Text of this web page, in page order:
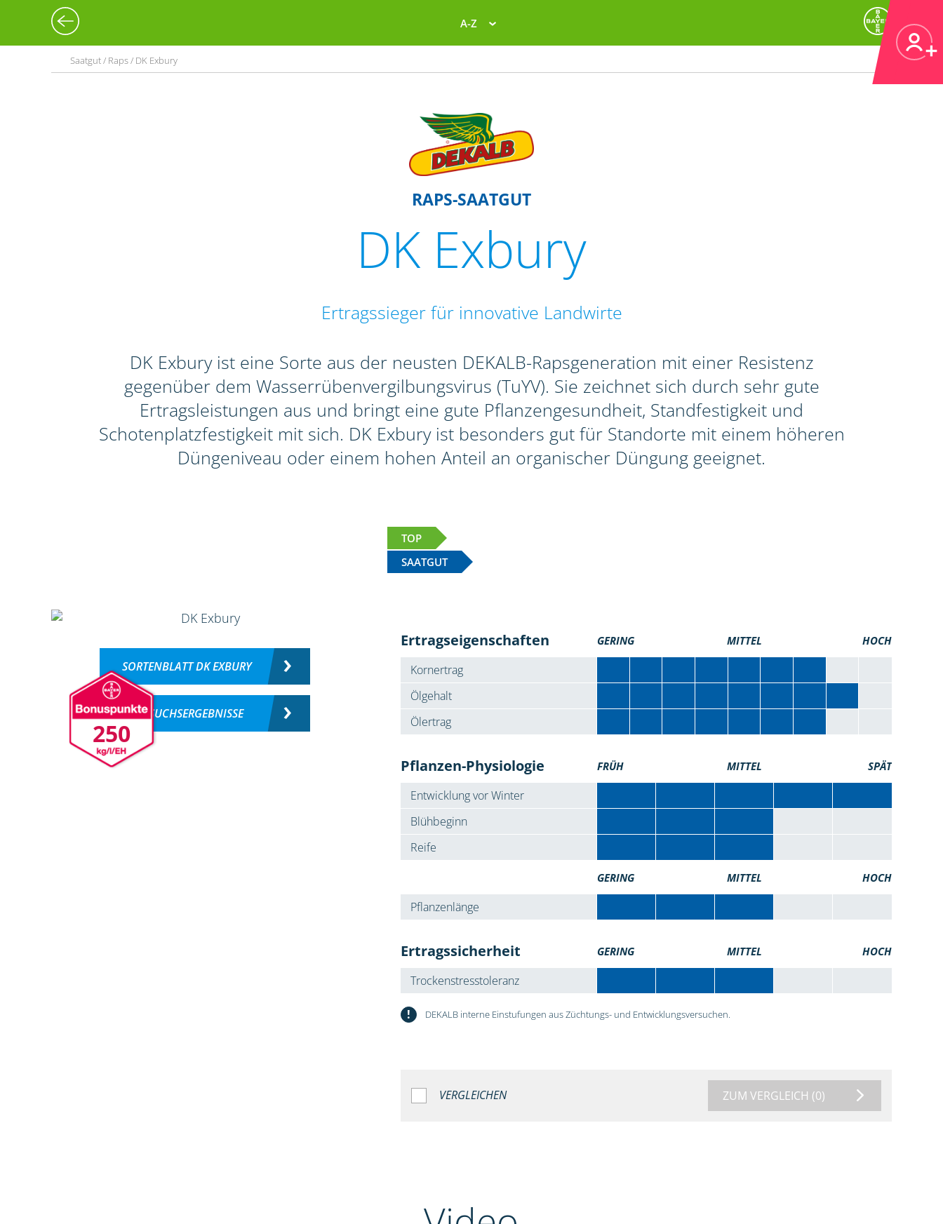
A-Z
Saatgut / Raps / DK Exbury
RAPS-SAATGUT
DK Exbury
Ertragssieger für innovative Landwirte
DK Exbury ist eine Sorte aus der neusten DEKALB-Rapsgeneration mit einer Resistenz
gegenüber dem Wasserrübenvergilbungsvirus (TuYV). Sie zeichnet sich durch sehr gute
Ertragsleistungen aus und bringt eine gute Pflanzengesundheit, Standfestigkeit und
Schotenplatzfestigkeit mit sich. DK Exbury ist besonders gut für Standorte mit einem höheren
Düngeniveau oder einem hohen Anteil an organischer Düngung geeignet.
TOP
SAATGUT
250
SORTENBLATT DK EXBURY
VERSUCHSERGEBNISSE
Ertragseigenschaften GERING MITTEL HOCH
Kornertrag
Ölgehalt
Ölertrag
Pflanzen-Physiologie FRÜH MITTEL SPÄT
Entwicklung vor Winter
Blühbeginn
Reife
GERING MITTEL HOCH
Pflanzenlänge
Ertragssicherheit GERING MITTEL HOCH
Trockenstresstoleranz
! DEKALB interne Einstufungen aus Züchtungs- und Entwicklungsversuchen.
VERGLEICHEN ZUM VERGLEICH (0)